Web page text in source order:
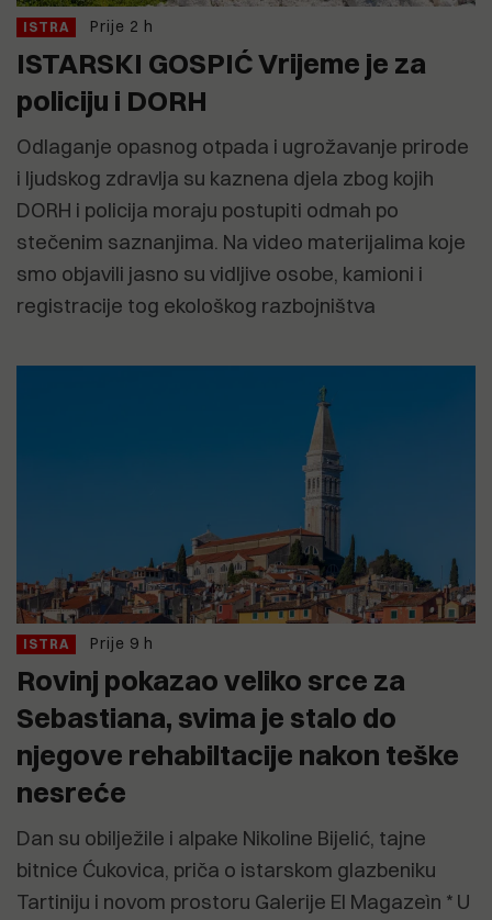
ISTRA Prije 2 h
ISTARSKI GOSPIĆ Vrijeme je za
policiju i DORH
Odlaganje opasnog otpada i ugrožavanje prirode
i ljudskog zdravlja su kaznena djela zbog kojih
DORH i policija moraju postupiti odmah po
stečenim saznanjima. Na video materijalima koje
smo objavili jasno su vidljive osobe, kamioni i
registracije tog ekološkog razbojništva
ISTRA Prije 9 h
Rovinj pokazao veliko srce za
Sebastiana, svima je stalo do
njegove rehabiltacije nakon teške
nesreće
Dan su obilježile i alpake Nikoline Bijelić, tajne
bitnice Ćukovica, priča o istarskom glazbeniku
Tartiniju i novom prostoru Galerije El Magazeìn * U